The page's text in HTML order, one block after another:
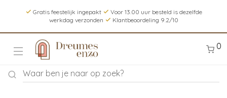
Gratis feestelijk ingepakt
Voor 13.00 uur besteld is dezelfde
werkdag verzonden
Klantbeoordeling 9.2/10
0